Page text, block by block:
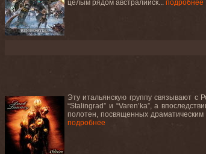
целым рядом австралийск... подробнее
Эту итальянскую группу связывают
“Stalingrad” и “Varen’ka”, а
полотен, посвященных
подробнее